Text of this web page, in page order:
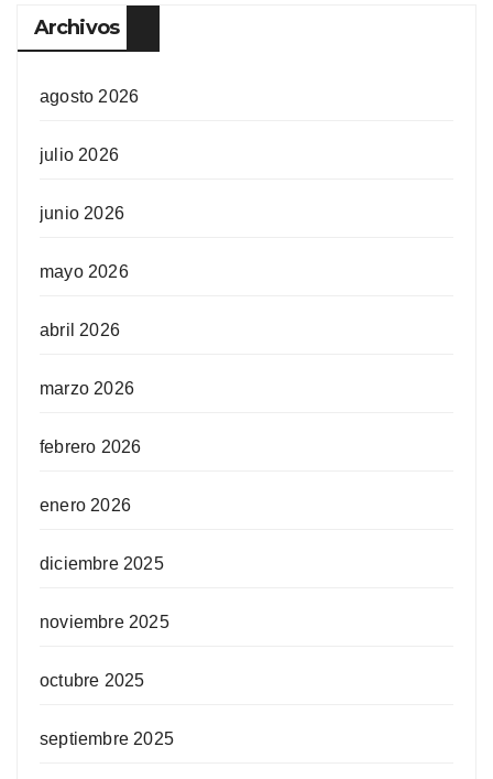
Archivos
agosto 2026
julio 2026
junio 2026
mayo 2026
abril 2026
marzo 2026
febrero 2026
enero 2026
diciembre 2025
noviembre 2025
octubre 2025
septiembre 2025